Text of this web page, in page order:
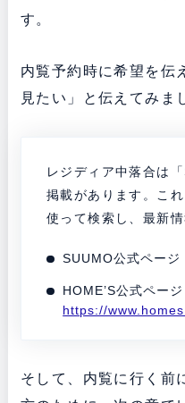
す。
内覧予約時に希望を伝
見たい」と伝えてみま
レジディア中落合は
掲載があります。こ
使って検索し、最新
SUUMO公式ページ
HOME’S公式ページ
https://
そして、内覧に行く前